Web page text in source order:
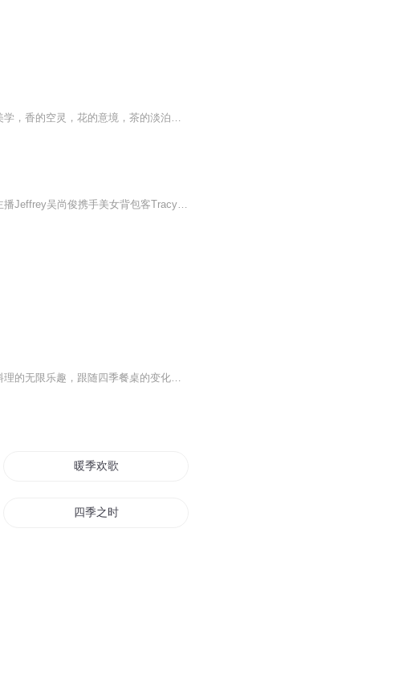
春夏秋冬寒暑交替，忙碌中的您是否厌倦了这一成不变的生活？人文四季生活美学，香的空灵，花的意境，茶的淡泊，书画的寄情与高远，让人文四季成为你生活不可或缺的部分。
最潮双人主播伴您遨游四季全球最真实的全球体验，最有料的旅行指南。潮人主播Jeffrey吴尚俊携手美女背包客Tracy共同打造全网最新的音频旅游节目，定位七大洲，瞄准五大洋——拒绝在城市的拥挤中慢慢丧失热情，拒绝每天在两平米的隔间中忘记出发。...
生活刻画记忆，餐桌记录了代代相传的味道。这张专辑我将每天带您解锁家庭料理的无限乐趣，跟随四季餐桌的变化，用情品尝四季的微妙，一同感受生活中的小美好。我相信95%听完的小耳朵一定会沦陷厨房！
暖季欢歌
四季之时